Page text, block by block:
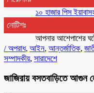
১০ হাজার পিস ইয়াবাসহ দুই
নোটিশঃ
আপনার আশেপাশের ঘটে
/ অপরাধ, আইন, আন্তর্জাতিক,
সম্পাদকীয়, সারাদেশে
জাজিরায় বসতবাড়িতে আগুন